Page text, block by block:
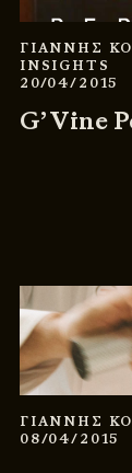
ΓΙΑΝΝΗΣ
INSIGHTS
20/04/2015
G’ Vine
ΓΙΑΝΝΗΣ
08/04/2015